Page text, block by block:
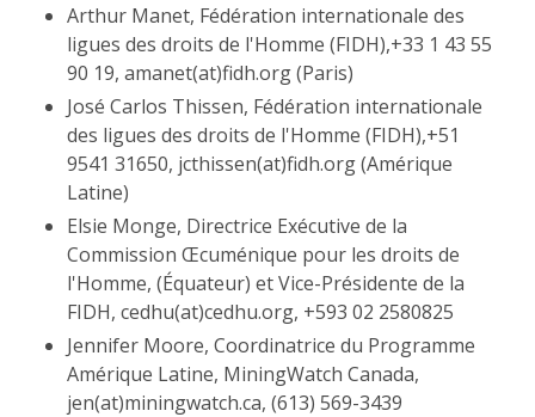
Arthur Manet, Fédération internationale des
ligues des droits de l'Homme (FIDH),+33 1 43 55
90 19, amanet(at)fidh.org (Paris)
José Carlos Thissen, Fédération internationale
des ligues des droits de l'Homme (FIDH),+51
9541 31650, jcthissen(at)fidh.org (Amérique
Latine)
Elsie Monge, Directrice Exécutive de la
Commission Œcuménique pour les droits de
l'Homme, (Équateur) et Vice-Présidente de la
FIDH, cedhu(at)cedhu.org, +593 02 2580825
Jennifer Moore, Coordinatrice du Programme
Amérique Latine, MiningWatch Canada,
jen(at)miningwatch.ca, (613) 569-3439